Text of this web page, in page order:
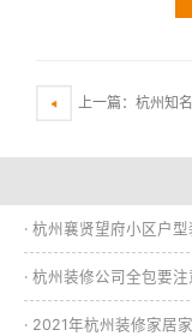
· 杭州襄贤望府小区户
· 杭州装修公司全包要注
· 2021年杭州装修家居